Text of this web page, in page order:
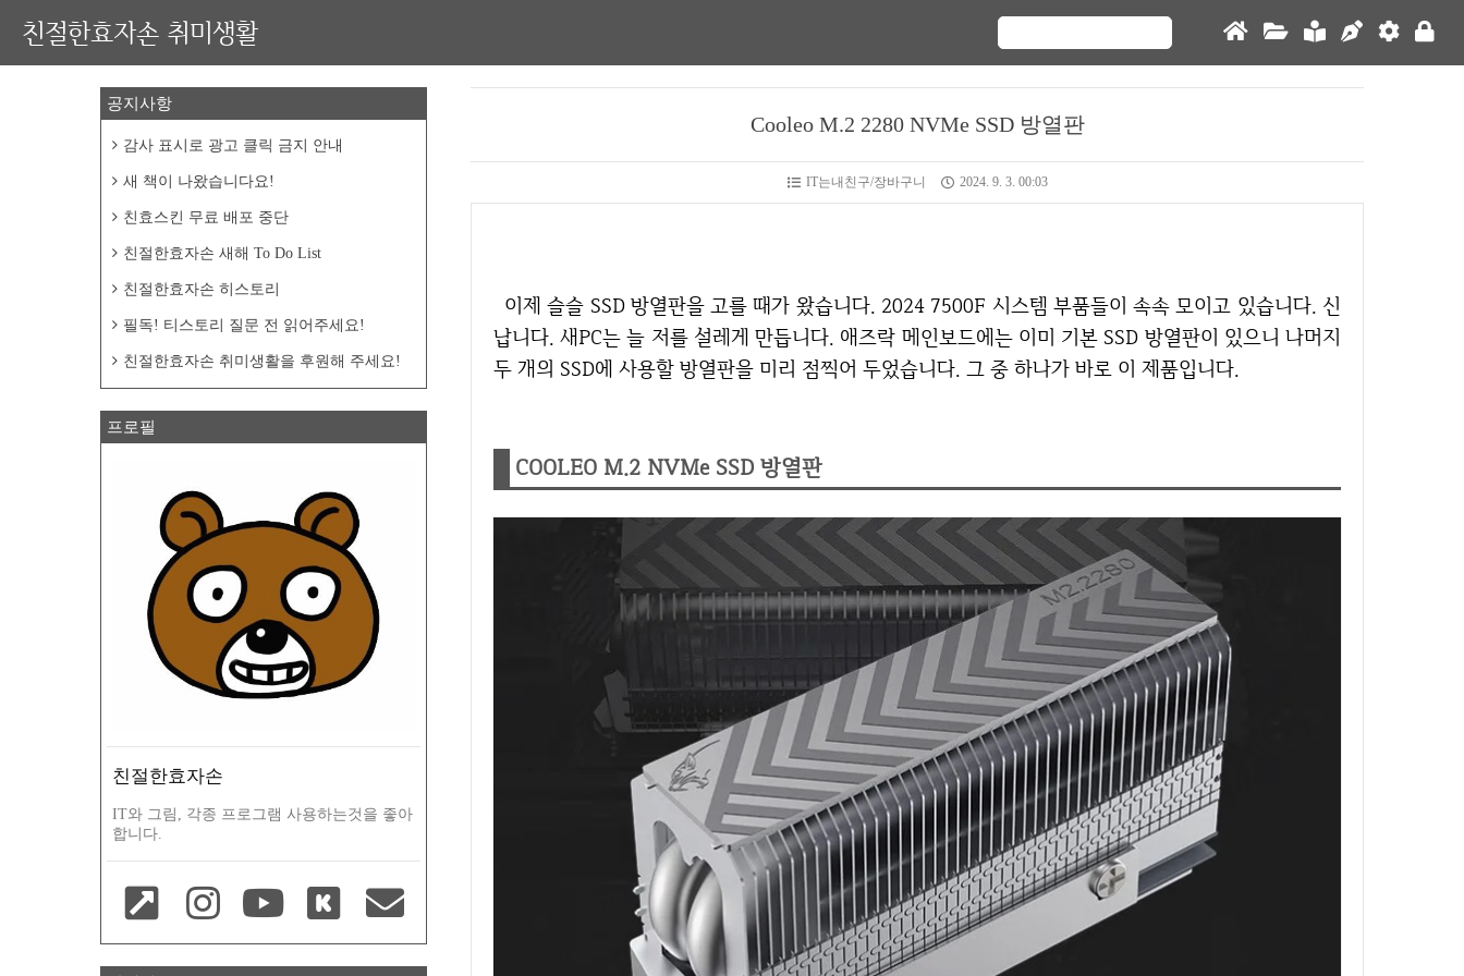
친절한효자손 취미생활
Cooleo M.2 2280 NVMe SSD 방열판
IT는내친구/장바구니 2024. 9. 3. 00:03
이제 슬슬 SSD 방열판을 고를 때가 왔습니다. 2024 7500F 시스템 부품들이 속속 모이고 있습니다. 신
납니다. 새PC는 늘 저를 설레게 만듭니다. 애즈락 메인보드에는 이미 기본 SSD 방열판이 있으니 나머지
두 개의 SSD에 사용할 방열판을 미리 점찍어 두었습니다. 그 중 하나가 바로 이 제품입니다.
COOLEO M.2 NVMe SSD 방열판
공지사항
감사 표시로 광고 클릭 금지 안내
새 책이 나왔습니다요!
친효스킨 무료 배포 중단
친절한효자손 새해 To Do List
친절한효자손 히스토리
필독! 티스토리 질문 전 읽어주세요!
친절한효자손 취미생활을 후원해 주세요!
프로필
친절한효자손
IT와 그림, 각종 프로그램 사용하는것을 좋아
합니다.